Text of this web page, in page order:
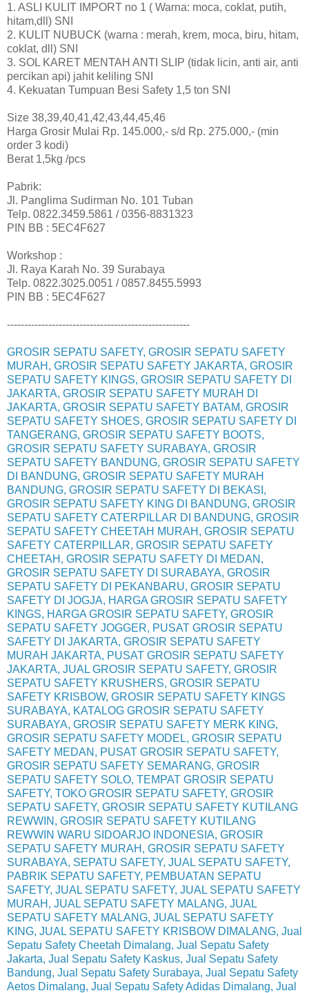
1. ASLI KULIT IMPORT no 1 ( Warna: moca, coklat, putih,
hitam,dll) SNI
2. KULIT NUBUCK (warna : merah, krem, moca, biru, hitam,
coklat, dll) SNI
3. SOL KARET MENTAH ANTI SLIP (tidak licin, anti air, anti
percikan api) jahit keliling SNI
4. Kekuatan Tumpuan Besi Safety 1,5 ton SNI
Size 38,39,40,41,42,43,44,45,46
Harga Grosir Mulai Rp. 145.000,- s/d Rp. 275.000,- (min
order 3 kodi)
Berat 1,5kg /pcs
Pabrik:
Jl. Panglima Sudirman No. 101 Tuban
Telp. 0822.3459.5861 / 0356-8831323
PIN BB : 5EC4F627
Workshop :
Jl. Raya Karah No. 39 Surabaya
Telp. 0822.3025.0051 / 0857.8455.5993
PIN BB : 5EC4F627
-----------------------------------------------------
GROSIR SEPATU SAFETY, GROSIR SEPATU SAFETY
MURAH, GROSIR SEPATU SAFETY JAKARTA, GROSIR
SEPATU SAFETY KINGS, GROSIR SEPATU SAFETY DI
JAKARTA, GROSIR SEPATU SAFETY MURAH DI
JAKARTA, GROSIR SEPATU SAFETY BATAM, GROSIR
SEPATU SAFETY SHOES, GROSIR SEPATU SAFETY DI
TANGERANG, GROSIR SEPATU SAFETY BOOTS,
GROSIR SEPATU SAFETY SURABAYA, GROSIR
SEPATU SAFETY BANDUNG, GROSIR SEPATU SAFETY
DI BANDUNG, GROSIR SEPATU SAFETY MURAH
BANDUNG, GROSIR SEPATU SAFETY DI BEKASI,
GROSIR SEPATU SAFETY KING DI BANDUNG, GROSIR
SEPATU SAFETY CATERPILLAR DI BANDUNG, GROSIR
SEPATU SAFETY CHEETAH MURAH, GROSIR SEPATU
SAFETY CATERPILLAR, GROSIR SEPATU SAFETY
CHEETAH, GROSIR SEPATU SAFETY DI MEDAN,
GROSIR SEPATU SAFETY DI SURABAYA, GROSIR
SEPATU SAFETY DI PEKANBARU, GROSIR SEPATU
SAFETY DI JOGJA, HARGA GROSIR SEPATU SAFETY
KINGS, HARGA GROSIR SEPATU SAFETY, GROSIR
SEPATU SAFETY JOGGER, PUSAT GROSIR SEPATU
SAFETY DI JAKARTA, GROSIR SEPATU SAFETY
MURAH JAKARTA, PUSAT GROSIR SEPATU SAFETY
JAKARTA, JUAL GROSIR SEPATU SAFETY, GROSIR
SEPATU SAFETY KRUSHERS, GROSIR SEPATU
SAFETY KRISBOW, GROSIR SEPATU SAFETY KINGS
SURABAYA, KATALOG GROSIR SEPATU SAFETY
SURABAYA, GROSIR SEPATU SAFETY MERK KING,
GROSIR SEPATU SAFETY MODEL, GROSIR SEPATU
SAFETY MEDAN, PUSAT GROSIR SEPATU SAFETY,
GROSIR SEPATU SAFETY SEMARANG, GROSIR
SEPATU SAFETY SOLO, TEMPAT GROSIR SEPATU
SAFETY, TOKO GROSIR SEPATU SAFETY, GROSIR
SEPATU SAFETY, GROSIR SEPATU SAFETY KUTILANG
REWWIN, GROSIR SEPATU SAFETY KUTILANG
REWWIN WARU SIDOARJO INDONESIA, GROSIR
SEPATU SAFETY MURAH, GROSIR SEPATU SAFETY
SURABAYA, SEPATU SAFETY, JUAL SEPATU SAFETY,
PABRIK SEPATU SAFETY, PEMBUATAN SEPATU
SAFETY, JUAL SEPATU SAFETY, JUAL SEPATU SAFETY
MURAH, JUAL SEPATU SAFETY MALANG, JUAL
SEPATU SAFETY MALANG, JUAL SEPATU SAFETY
KING, JUAL SEPATU SAFETY KRISBOW DIMALANG, Jual
Sepatu Safety Cheetah Dimalang, Jual Sepatu Safety
Jakarta, Jual Sepatu Safety Kaskus, Jual Sepatu Safety
Bandung, Jual Sepatu Safety Surabaya, Jual Sepatu Safety
Aetos Dimalang, Jual Sepatu Safety Adidas Dimalang, Jual